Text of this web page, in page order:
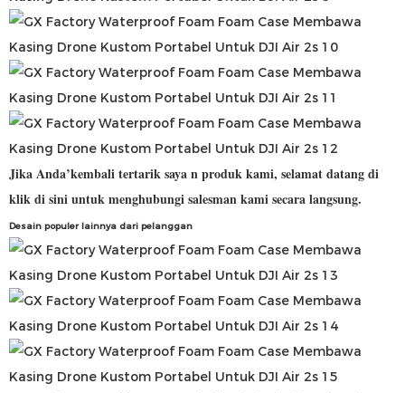
Jika Anda’kembali tertarik sayan produk kami, selamat datang di
klik di sini untuk menghubungi salesman kami secara langsung.
Desain populer lainnya dari pelanggan